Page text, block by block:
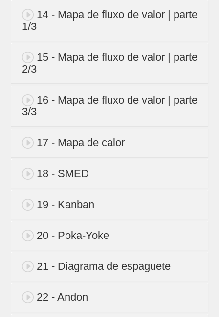
14 - Mapa de fluxo de valor | parte
1/3
15 - Mapa de fluxo de valor | parte
2/3
16 - Mapa de fluxo de valor | parte
3/3
17 - Mapa de calor
18 - SMED
19 - Kanban
20 - Poka-Yoke
21 - Diagrama de espaguete
22 - Andon